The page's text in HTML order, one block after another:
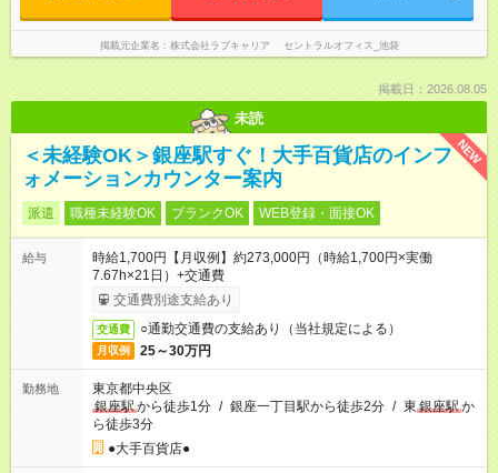
掲載元企業名 株式会社ラブキャリア セントラルオフィス_池袋
掲載日：2026.08.05
未読
NEW
＜未経験OK＞銀座駅すぐ！大手百貨店のインフ
ォメーションカウンター案内
派遣 職種未経験OK ブランクOK WEB登録・面接OK
給与
時給1,700円【月収例】約273,000円（時給1,700円×実働
7.67h×21日）+交通費
交通費別途支給あり
交通費 ○通勤交通費の支給あり（当社規定による）
月収例 25～30万円
勤務地
東京都中央区
銀座駅から徒歩1分 / 銀座一丁目駅から徒歩2分 / 東 銀座駅か
ら徒歩3分
●大手百貨店●